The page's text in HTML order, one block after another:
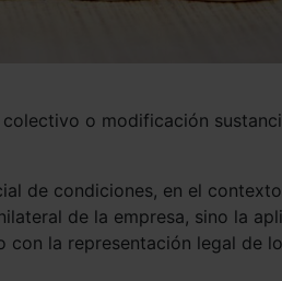
o modificación
de condiciones, en el
de la empresa, sino la
con la representación legal de